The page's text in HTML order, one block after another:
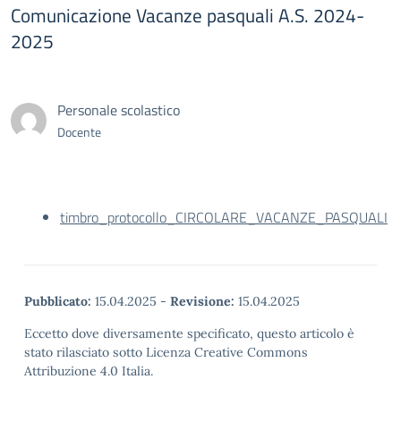
Comunicazione Vacanze pasquali A.S. 2024-
2025
Personale scolastico
Docente
timbro_protocollo_CIRCOLARE_VACANZE_PASQUALI
Pubblicato: 15.04.2025 - Revisione: 15.04.2025
Eccetto dove diversamente specificato, questo articolo è
stato rilasciato sotto Licenza Creative Commons
Attribuzione 4.0 Italia.